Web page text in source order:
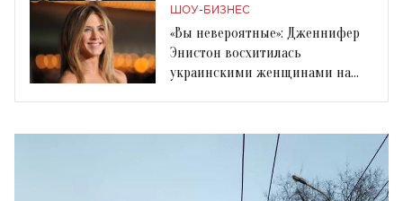
та інші
ШОУ-БИЗНЕС
«Вы невероятные»: Дженнифер
Энистон восхитилась
украинскими женщинами на